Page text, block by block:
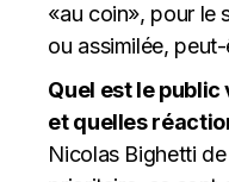
«au coin», pour le
ou assimilée,
Quel est le
et quelles
Nicolas Bighetti